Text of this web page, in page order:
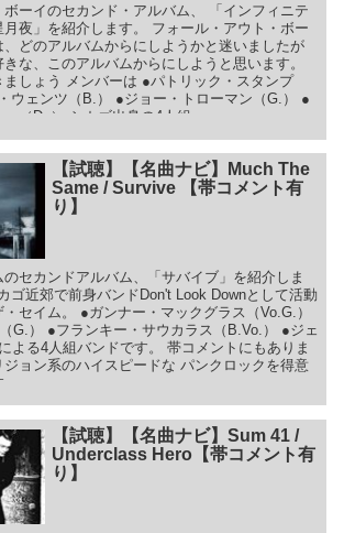
ーイのセカンド・アルバム、 「インフィニテ
月夜」を紹介します。 フォール・アウト・ボー
どのアルバムからにしようかと迷いましたが
な、このアルバムからにしようと思います。
しょう メンバーは ●パトリック・スタンプ
ウェンツ（B.） ●ジョー・トローマン（G.） ●
（Dr.） シカゴ出身の4人組。
【試聴】【名曲ナビ】Much The
Same / Survive 【帯コメント有
り】
セカンドアルバム、「サバイブ」を紹介しま
ゴ近郊で前身バンドDon't Look Downとして活動
セイム。 ●ガンナー・マックグラス（Vo.G.）
G.） ●フランキー・サウカラス（B.Vo.） ●ジェ
よる4人組バンドです。 帯コメントにもありま
ジョン系のハイスピードな パンクロックを得意
【試聴】【名曲ナビ】Sum 41 /
Underclass Hero【帯コメント有
り】